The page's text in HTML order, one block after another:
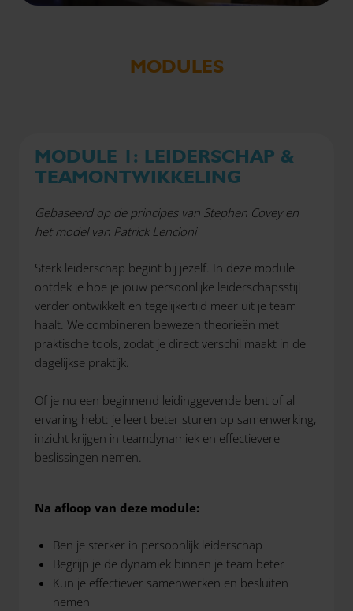
MODULES
MODULE 1: LEIDERSCHAP &
TEAMONTWIKKELING
Gebaseerd op de principes van Stephen Covey en
het model van Patrick Lencioni
Sterk leiderschap begint bij jezelf. In deze module
ontdek je hoe je jouw persoonlijke leiderschapsstijl
verder ontwikkelt en tegelijkertijd meer uit je team
haalt. We combineren bewezen theorieën met
praktische tools, zodat je direct verschil maakt in de
dagelijkse praktijk.
Of je nu een beginnend leidinggevende bent of al
ervaring hebt: je leert beter sturen op samenwerking,
inzicht krijgen in teamdynamiek en effectievere
beslissingen nemen.
Na afloop van deze module:
Ben je sterker in persoonlijk leiderschap
Begrijp je de dynamiek binnen je team beter
Kun je effectiever samenwerken en besluiten
nemen